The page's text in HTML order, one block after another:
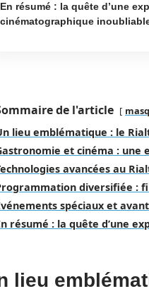
En résumé : la quête d’une
cinématographique
de l'article
lieu emblématique : le
et cinéma : une
avancées au
diversifiée :
spéciaux et
résumé : la quête d’une
lieu